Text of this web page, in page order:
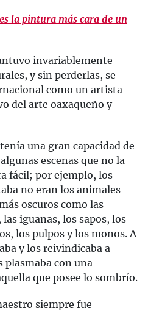
la pintura más cara de un
invariablemente
y sin perderlas, se
como un artista
del arte oaxaqueño y
tenía una gran capacidad de
escenas que no la
fácil; por ejemplo, los
no eran los animales
oscuros como las
iguanas, los sapos, los
los pulpos y los monos. A
y los reivindicaba a
plasmaba con una
que posee lo sombrío.
siempre fue